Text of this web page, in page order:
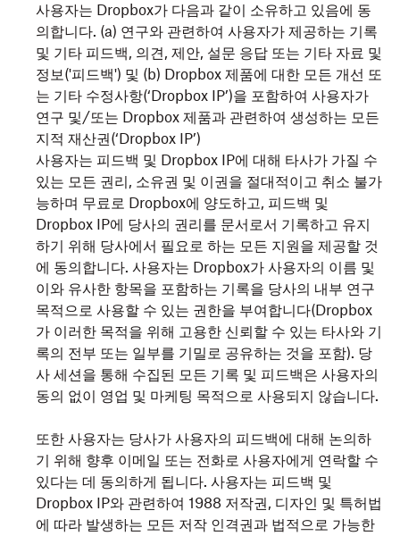
사용자는 Dropbox가 다음과 같이 소유하고 있음에 동
의합니다. (a) 연구와 관련하여 사용자가 제공하는 기록
및 기타 피드백, 의견, 제안, 설문 응답 또는 기타 자료 및
정보('피드백') 및 (b) Dropbox 제품에 대한 모든 개선 또
는 기타 수정사항(‘Dropbox IP’)을 포함하여 사용자가
연구 및/또는 Dropbox 제품과 관련하여 생성하는 모든
지적 재산권(‘Dropbox IP’)
사용자는 피드백 및 Dropbox IP에 대해 타사가 가질 수
있는 모든 권리, 소유권 및 이권을 절대적이고 취소 불가
능하며 무료로 Dropbox에 양도하고, 피드백 및
Dropbox IP에 당사의 권리를 문서로서 기록하고 유지
하기 위해 당사에서 필요로 하는 모든 지원을 제공할 것
에 동의합니다. 사용자는 Dropbox가 사용자의 이름 및
이와 유사한 항목을 포함하는 기록을 당사의 내부 연구
목적으로 사용할 수 있는 권한을 부여합니다(Dropbox
가 이러한 목적을 위해 고용한 신뢰할 수 있는 타사와 기
록의 전부 또는 일부를 기밀로 공유하는 것을 포함). 당
사 세션을 통해 수집된 모든 기록 및 피드백은 사용자의
동의 없이 영업 및 마케팅 목적으로 사용되지 않습니다.
또한 사용자는 당사가 사용자의 피드백에 대해 논의하
기 위해 향후 이메일 또는 전화로 사용자에게 연락할 수
있다는 데 동의하게 됩니다. 사용자는 피드백 및
Dropbox IP와 관련하여 1988 저작권, 디자인 및 특허법
에 따라 발생하는 모든 저작 인격권과 법적으로 가능한